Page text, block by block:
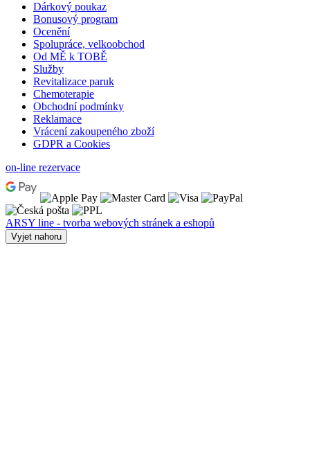
Dárkový poukaz
Bonusový program
Ocenění
Spolupráce, velkoobchod
Od MĚ k TOBĚ
Služby
Revitalizace paruk
Chemoterapie
Obchodní podmínky
Reklamace
Vrácení zakoupeného zboží
GDPR a Cookies
on-line rezervace
ARSY line - tvorba webových stránek a eshopů
Vyjet nahoru